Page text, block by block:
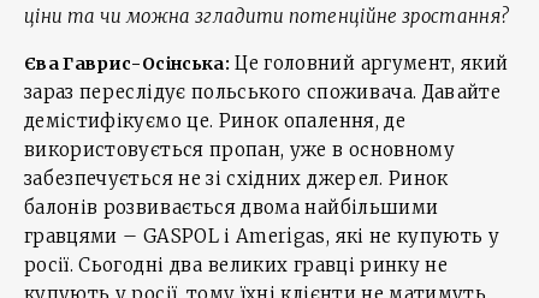
ціни та чи можна згладити потенційне зростання?
Єва Гаврис-Осінська: Це головний аргумент, який
зараз переслідує польського споживача. Давайте
демістифікуємо це. Ринок опалення, де
використовується пропан, уже в основному
забезпечується не зі східних джерел. Ринок
балонів розвивається двома найбільшими
гравцями – GASPOL і Amerigas, які не купують у
росії. Сьогодні два великих гравці ринку не